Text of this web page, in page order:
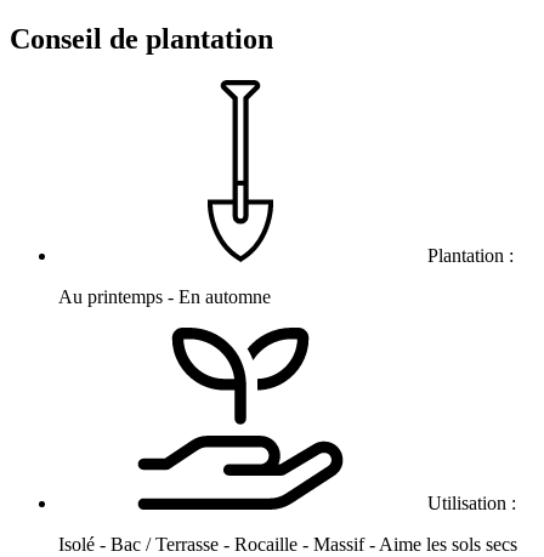
Conseil de plantation
Plantation :
Au printemps - En automne
Utilisation :
Isolé - Bac / Terrasse - Rocaille - Massif - Aime les sols secs